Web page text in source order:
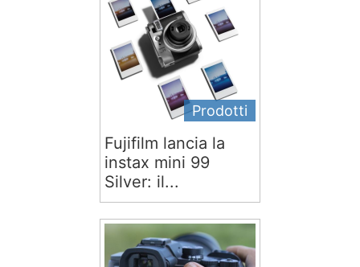
Prodotti
Fujifilm lancia la
instax mini 99
Silver: il...